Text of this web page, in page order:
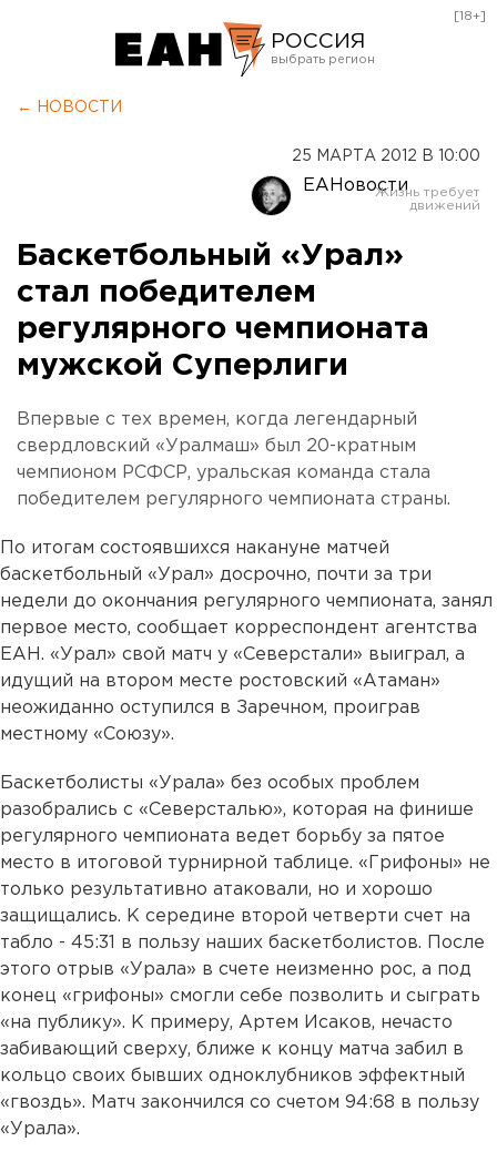
РОССИЯ
Оренбург
[18+]
← НОВОСТИ
25 МАРТА 2012 В 10:00
ЕАНовости
Баскетбольный «Урал»
стал победителем
регулярного чемпионата
мужской Суперлиги
Впервые с тех времен, когда легендарный
свердловский «Уралмаш» был 20-кратным
чемпионом РСФСР, уральская команда стала
победителем регулярного чемпионата страны.
По итогам состоявшихся накануне матчей
баскетбольный «Урал» досрочно, почти за три
недели до окончания регулярного чемпионата, занял
первое место, сообщает корреспондент агентства
ЕАН. «Урал» свой матч у «Северстали» выиграл, а
идущий на втором месте ростовский «Атаман»
неожиданно оступился в Заречном, проиграв
местному «Союзу».
Баскетболисты «Урала» без особых проблем
разобрались с «Северсталью», которая на финише
регулярного чемпионата ведет борьбу за пятое
место в итоговой турнирной таблице. «Грифоны» не
только результативно атаковали, но и хорошо
защищались. К середине второй четверти счет на
табло - 45:31 в пользу наших баскетболистов. После
этого отрыв «Урала» в счете неизменно рос, а под
конец «грифоны» смогли себе позволить и сыграть
«на публику». К примеру, Артем Исаков, нечасто
забивающий сверху, ближе к концу матча забил в
кольцо своих бывших одноклубников эффектный
«гвоздь». Матч закончился со счетом 94:68 в пользу
«Урала».